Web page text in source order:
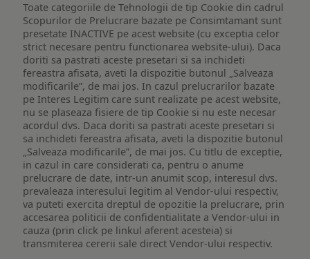
Toate categoriile de Tehnologii de tip Cookie din cadrul
Scopurilor de Prelucrare bazate pe Consimtamant sunt
presetate INACTIVE pe acest website (cu exceptia celor
strict necesare pentru functionarea website-ului). Daca
doriti sa pastrati aceste presetari si sa inchideti
fereastra afisata, aveti la dispozitie butonul „Salveaza
modificarile”, de mai jos. In cazul prelucrarilor bazate
pe Interes Legitim care sunt realizate pe acest website,
nu se plaseaza fisiere de tip Cookie si nu este necesar
acordul dvs. Daca doriti sa pastrati aceste presetari si
sa inchideti fereastra afisata, aveti la dispozitie butonul
„Salveaza modificarile”, de mai jos. Cu titlu de exceptie,
in cazul in care considerati ca, pentru o anume
prelucrare de date, intr-un anumit scop, interesul dvs.
prevaleaza interesului legitim al Vendor-ului respectiv,
va puteti exercita dreptul de opozitie la prelucrare, prin
accesarea politicii de confidentialitate a Vendor-ului in
cauza (prin click pe linkul aferent acesteia) si
transmiterea cererii sale direct Vendor-ului respectiv.